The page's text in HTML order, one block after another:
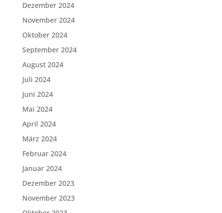
Dezember 2024
November 2024
Oktober 2024
September 2024
August 2024
Juli 2024
Juni 2024
Mai 2024
April 2024
März 2024
Februar 2024
Januar 2024
Dezember 2023
November 2023